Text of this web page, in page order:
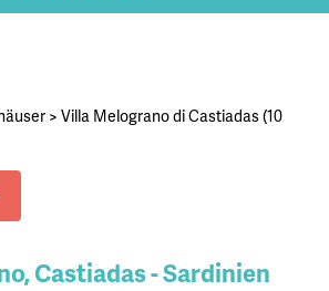
> Villa Melograno di Castiadas (10
Castiadas - Sardinien